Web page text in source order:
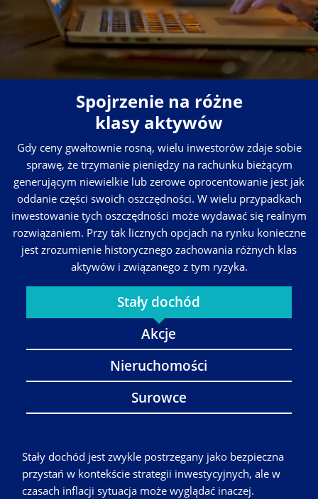
Spojrzenie na różne
klasy aktywów
Gdy ceny gwałtownie rosną, wielu inwestorów zdaje sobie
sprawę, że trzymanie pieniędzy na rachunku bieżącym
generującym niewielkie lub zerowe oprocentowanie jest jak
oddanie części swoich oszczędności. W wielu przypadkach
inwestowanie tych oszczędności może wydawać się realnym
rozwiązaniem. Przy tak licznych opcjach na rynku konieczne
jest zrozumienie historycznego zachowania różnych klas
aktywów i związanego z tym ryzyka.
Stały dochód
Akcje
Nieruchomości
Surowce
Stały dochód jest zwykle postrzegany jako bezpieczna
przystań w kontekście strategii inwestycyjnych, ale w
czasach inflacji sytuacja może wyglądać inaczej.